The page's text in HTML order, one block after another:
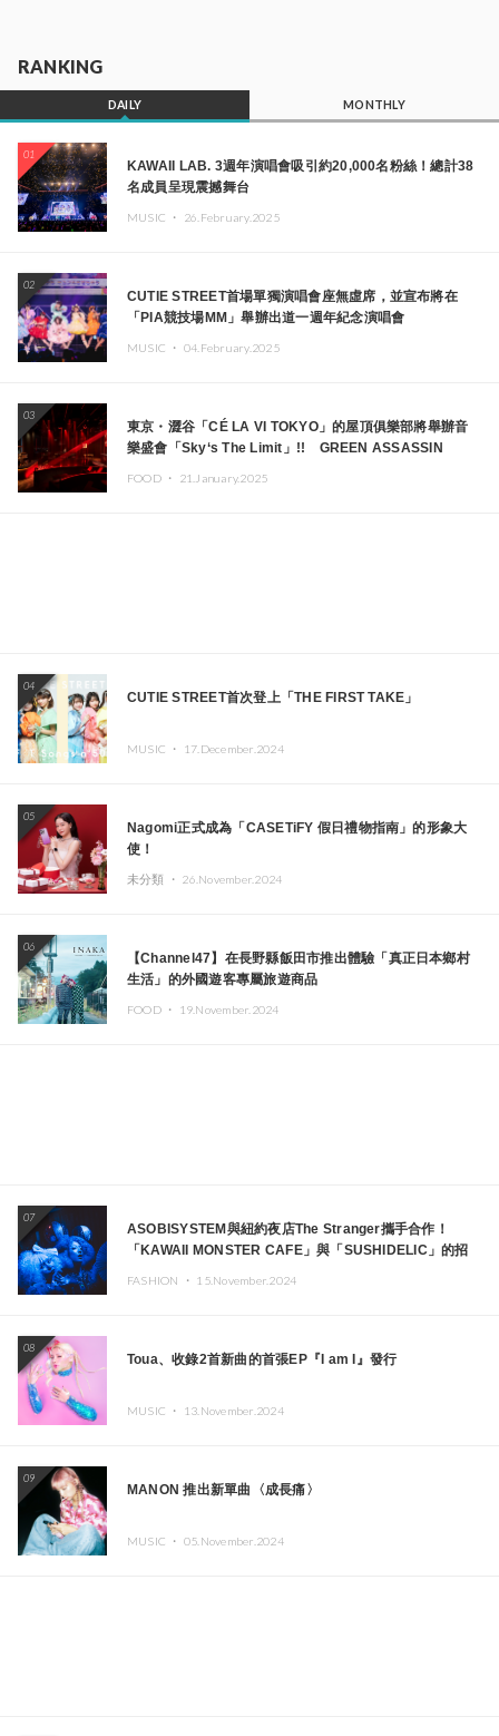
RANKING
DAILY MONTHLY
01
KAWAII LAB. 3週年演唱會吸引約20,000名粉絲！總計38
名成員呈現震撼舞台
MUSIC ・ 26.February.2025
02
CUTIE STREET首場單獨演唱會座無虛席，並宣布將在
「PIA競技場MM」舉辦出道一週年紀念演唱會
MUSIC ・ 04.February.2025
03
東京・澀谷「CÉ LA VI TOKYO」的屋頂俱樂部將舉辦音
樂盛會「Sky‘s The Limit」!! GREEN ASSASSIN
FOOD ・ 21.January.2025
04
CUTIE STREET首次登上「THE FIRST TAKE」
MUSIC ・ 17.December.2024
05
Nagomi正式成為「CASETiFY 假日禮物指南」的形象大
使！
未分類 ・ 26.November.2024
06
【Channel47】在長野縣飯田市推出體驗「真正日本鄉村
生活」的外國遊客專屬旅遊商品
FOOD ・ 19.November.2024
07
ASOBISYSTEM與紐約夜店The Stranger攜手合作！
「KAWAII MONSTER CAFE」與「SUSHIDELIC」的招
FASHION ・ 15.November.2024
08
Toua、收錄2首新曲的首張EP『I am I』發行
MUSIC ・ 13.November.2024
09
MANON 推出新單曲〈成長痛〉
MUSIC ・ 05.November.2024